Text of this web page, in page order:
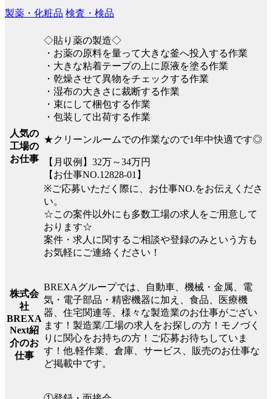
製薬・化粧品 検査・検品
人気の
工場の
お仕事
◇貼り薬の製造◇
・お薬の原料を量って大きな釜へ投入する作業
・大きな粘着テープの上に原液を塗る作業
・乾燥させて異物をチェックする作業
・湿布の大きさに裁断する作業
・束にして梱包する作業
・包装して出荷する作業
★クリーンルームでの作業なので1年中快適です◎
【月収例】32万～34万円
【お仕事NO.12828-01】
※ご応募いただく際に、お仕事NO.をお伝えくださ
い。
☆この案件以外にも多数工場の求人をご用意して
おります☆
案件・求人に関するご相談や登録のみという方も
お気軽にご連絡ください！
株式会
社
BREXA
Next紹
介のお
仕事
BREXAグループでは、自動車、機械・金属、電
気・電子部品・精密機器に加え、食品、医療機
器、住宅関連等、様々な製造業のお仕事がござい
ます！製造業/工場の求人をお探しの方！モノづく
りに関心をお持ちの方！ご応募お待ちしていま
す！他.軽作業、倉庫、サービス、販売のお仕事な
ど掲載中です。